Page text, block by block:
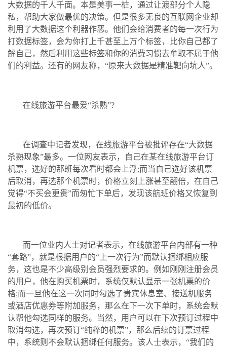
大数据的千人千面。本是美事一桩，通过让渡部分个人隐
私，帮助大家做最优的决策。但是很多无良的互联网企业却
利用了大数据这个利器作恶。他们会给消费者的每一次行为
打数据标签，会为你打上千甚至上万个标签，比你自己都了
解自己，然后利用这些标签和你的消费习惯去牟取不属于他
们的利益。还有的网友称，“原来大数据是精准靶向坑人”。
在线旅游平台最爱“杀熟”?
在调查中记者发现，在线旅游平台被批评存在“大数据
杀熟现象”最多。一位网友表示，自己在某在线旅游平台订
机票，选好的那班每次看时都会上浮;而当自己选好该机票
后取消，再选那个机票时，价格立刻上涨甚至翻倍，在自己
觉得“不买会更贵”而匆忙下单后，发现该航班价格又恢复到
最初的低价。
而一位业内人士对记者表示，在线旅游平台内部有一种
“套路”，就是根据用户的“上一次行为”而默认捆绑相应服
务，这也是不少高级别会员强烈要求的。例如刚刚注册会员
的用户，他在购买机票时，系统仅默认显示一张机票的价
格;而一旦他在这一次同时勾选了贵宾休息室、接送机服务
或酒店优惠券等附加服务，那么在下一次下单时，系统会默
认帮他勾选同样的服务。当然，用户可以在下次预订过程中
取消勾选，再次预订“纯粹的机票”，那么后续的订票过程
中，系统则不会默认捆绑任何服务。该人士表示，“我们的